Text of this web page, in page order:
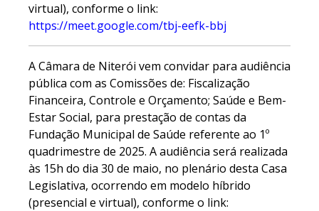
virtual), conforme o link:
https://meet.google.com/tbj-eefk-bbj
A Câmara de Niterói vem convidar para audiência
pública com as Comissões de: Fiscalização
Financeira, Controle e Orçamento; Saúde e Bem-
Estar Social, para prestação de contas da
Fundação Municipal de Saúde referente ao 1º
quadrimestre de 2025. A audiência será realizada
às 15h do dia 30 de maio, no plenário desta Casa
Legislativa, ocorrendo em modelo híbrido
(presencial e virtual), conforme o link: